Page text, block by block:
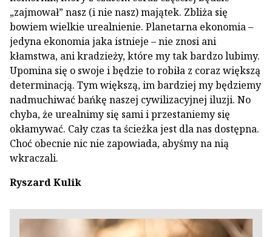
„zajmował” nasz (i nie nasz) majątek. Zbliża się
bowiem wielkie urealnienie. Planetarna ekonomia –
jedyna ekonomia jaka istnieje – nie znosi ani
kłamstwa, ani kradzieży, które my tak bardzo lubimy.
Upomina się o swoje i będzie to robiła z coraz większą
determinacją. Tym większą, im bardziej my będziemy
nadmuchiwać bańkę naszej cywilizacyjnej iluzji. No
chyba, że urealnimy się sami i przestaniemy się
okłamywać. Cały czas ta ścieżka jest dla nas dostępna.
Choć obecnie nic nie zapowiada, abyśmy na nią
wkraczali.
Ryszard Kulik